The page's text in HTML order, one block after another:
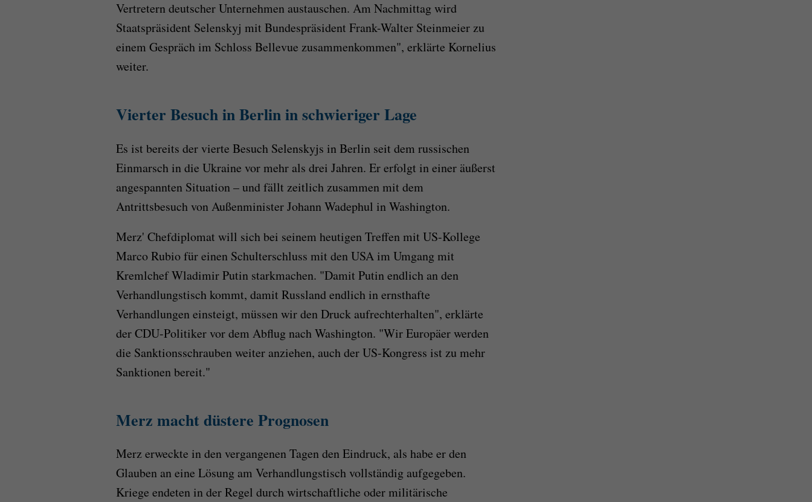
Vertretern deutscher Unternehmen austauschen. Am Nachmittag wird
Staatspräsident Selenskyj mit Bundespräsident Frank-Walter Steinmeier zu
einem Gespräch im Schloss Bellevue zusammenkommen", erklärte Kornelius
weiter.
Vierter Besuch in Berlin in schwieriger Lage
Es ist bereits der vierte Besuch Selenskyjs in Berlin seit dem russischen
Einmarsch in die Ukraine vor mehr als drei Jahren. Er erfolgt in einer äußerst
angespannten Situation – und fällt zeitlich zusammen mit dem
Antrittsbesuch von Außenminister Johann Wadephul in Washington.
Merz' Chefdiplomat will sich bei seinem heutigen Treffen mit US-Kollege
Marco Rubio für einen Schulterschluss mit den USA im Umgang mit
Kremlchef Wladimir Putin starkmachen. "Damit Putin endlich an den
Verhandlungstisch kommt, damit Russland endlich in ernsthafte
Verhandlungen einsteigt, müssen wir den Druck aufrechterhalten", erklärte
der CDU-Politiker vor dem Abflug nach Washington. "Wir Europäer werden
die Sanktionsschrauben weiter anziehen, auch der US-Kongress ist zu mehr
Sanktionen bereit."
Merz macht düstere Prognosen
Merz erweckte in den vergangenen Tagen den Eindruck, als habe er den
Glauben an eine Lösung am Verhandlungstisch vollständig aufgegeben.
Kriege endeten in der Regel durch wirtschaftliche oder militärische